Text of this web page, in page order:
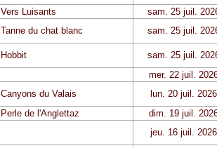
Vers Luisants
sam. 25 juil.
Tanne du chat blanc sam. 25 juil.
Hobbit
sam. 25 juil.
mer. 22 juil.
Canyons du Valais
lun. 20 juil. 2026
Perle de l'Anglettaz
dim. 19 juil.
jeu. 16 juil. 2026